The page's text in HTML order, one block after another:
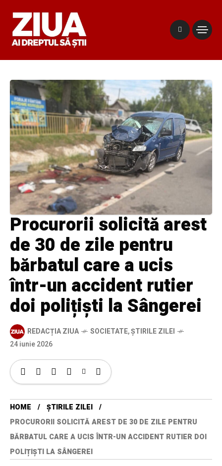
Procurorii solicită arest
de 30 de zile pentru
bărbatul care a ucis
într-un accident rutier
doi polițiști la Sângerei
REDACȚIA ZIUA SOCIETATE,ȘTIRILE ZILEI
24 iunie 2026
HOME
ȘTIRILE ZILEI
PROCURORII SOLICITĂ AREST DE 30 DE ZILE PENTRU
BĂRBATUL CARE A UCIS ÎNTR-UN ACCIDENT RUTIER DOI
POLIȚIȘTI LA SÂNGEREI